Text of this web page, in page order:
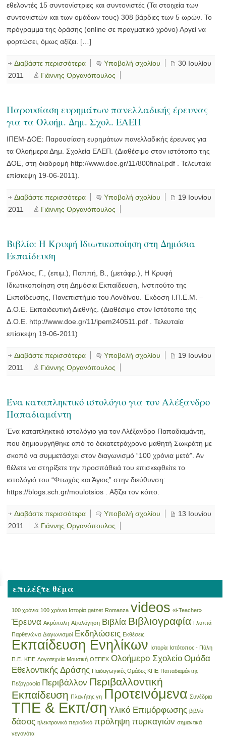
εθελοντές 15 συντονίστριες και συντονιστές (Τα στοιχεία των
συντονιστών και των ομάδων τους) 308 βάρδιες των 5 ωρών. Το
πρόγραμμα της δράσης (online σε πραγματικό χρόνο) Αργεί να
φορτώσει, όμως αξίζει. […]
Διαβάστε περισσότερα Υποβολή σχολίου
30 Ιουλίου
2011
Γιάννης Οργανόπουλος
Παρουσίαση ευρημάτων πανελλαδικής έρευνας
για τα Ολοήμ. Δημ. Σχολ. ΕΑΕΠ
ΙΠΕΜ-ΔΟΕ: Παρουσίαση ευρημάτων πανελλαδικής έρευνας για
τα Ολοήμερα Δημ. Σχολεία ΕΑΕΠ. (Διαθέσιμο στον ιστότοπο της
ΔΟΕ, στη διαδρομή http://www.doe.gr/11/800final.pdf . Τελευταία
επίσκεψη 19-06-2011).
Διαβάστε περισσότερα Υποβολή σχολίου
19 Ιουνίου
2011
Γιάννης Οργανόπουλος
Βιβλίο: Η Κρυφή Ιδιωτικοποίηση στη Δημόσια
Εκπαίδευση
Γρόλλιος, Γ., (επιμ.), Παππή, Β., (μετάφρ.), Η Κρυφή
Ιδιωτικοποίηση στη Δημόσια Εκπαίδευση, Ινστιτούτο της
Εκπαίδευσης, Πανεπιστήμιο του Λονδίνου. Έκδοση Ι.Π.Ε.Μ. –
Δ.Ο.Ε. Εκπαιδευτική Διεθνής. (Διαθέσιμο στον Ιστότοπο της
Δ.Ο.Ε. http://www.doe.gr/11/ipem240511.pdf . Τελευταία
επίσκεψη 19-06-2011)
Διαβάστε περισσότερα Υποβολή σχολίου
19 Ιουνίου
2011
Γιάννης Οργανόπουλος
Ένα καταπληκτικό ιστολόγιο για τον Αλέξανδρο
Παπαδιαμάντη
Ένα καταπληκτικό ιστολόγιο για τον Αλέξανδρο Παπαδιαμάντη,
που δημιουργήθηκε από το δεκατετράχρονο μαθητή Σωκράτη με
σκοπό να συμμετάσχει στον διαγωνισμό “100 χρόνια μετά”. Αν
θέλετε να στηρίξετε την προσπάθειά του επισκεφθείτε το
ιστολόγιό του “Φτωχός και Άγιος” στην διεύθυνση:
https://blogs.sch.gr/moulotsios . Αξίζει τον κόπο.
Διαβάστε περισσότερα Υποβολή σχολίου
13 Ιουνίου
2011
Γιάννης Οργανόπουλος
επιλέξτε θέμα
100 χρόνια 100 χρόνια Ιστορία gatzet Romanza videos «i-Teacher»
Έρευνα Ακρόπολη Αξιολόγηση Βιβλία Βιβλιογραφία Γλυπτά
Παρθενώνα Διαγωνισμοί Εκδηλώσεις Εκθέσεις
Εκπαίδευση Ενηλίκων Ιστορία Ιστότοπος - Πύλη
Π.Ε.
ΚΠΕ Λογοτεχνία Μουσική ΟΕΠΕΚ Ολοήμερο Σχολείο Ομάδα
Εθελοντικής Δράσης Παιδαγωγικές Ομάδες ΚΠΕ Παπαδιαμάντης
Πεζογραφία Περιβάλλον Περιβαλλοντική
Εκπαίδευση Πλανήτης γη Προτεινόμενα Συνέδρια
ΤΠΕ & Εκπ/ση Υλικό Επιμόρφωσης βιβλίο
δάσος ηλεκτρονικό περιοδικό πρόληψη πυρκαγιών σημαντικά
γεγονότα